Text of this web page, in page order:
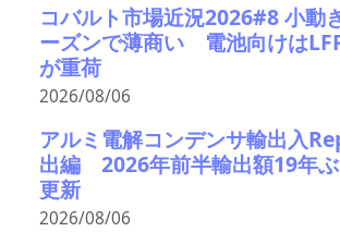
コバルト市場近況2026#8 小動
ーズンで薄商い 電池向けは
が重荷
2026/08/06
アルミ電解コンデンサ輸出入
出編 2026年前半輸出額19年
更新
2026/08/06